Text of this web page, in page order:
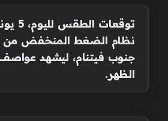
نظام الضغط المنخفض من
جنوب فيتنام، ليشهد
الظهر.